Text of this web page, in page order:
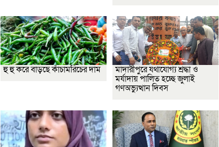
হু হু করে বাড়ছে কাঁচামরিচের দাম
মাদারীপুরে যথাযোগ্য শ্রদ্ধা ও
মর্যাদায় পালিত হচ্ছে জুলাই
গণঅভ্যুত্থান দিবস